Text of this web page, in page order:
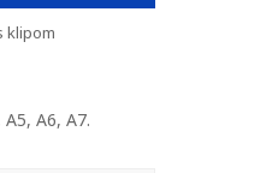
klipom
A6, A7.